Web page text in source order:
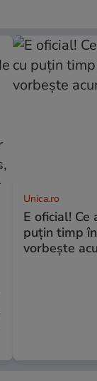
Unica.ro
E oficial! Ce
puțin timp
vorbește